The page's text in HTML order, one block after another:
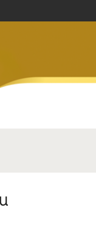
recettes